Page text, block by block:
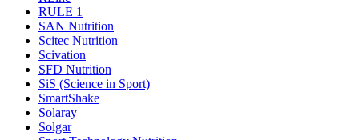
RULE 1
SAN Nutrition
Scitec Nutrition
Scivation
SFD Nutrition
SiS (Science in Sport)
SmartShake
Solaray
Solgar